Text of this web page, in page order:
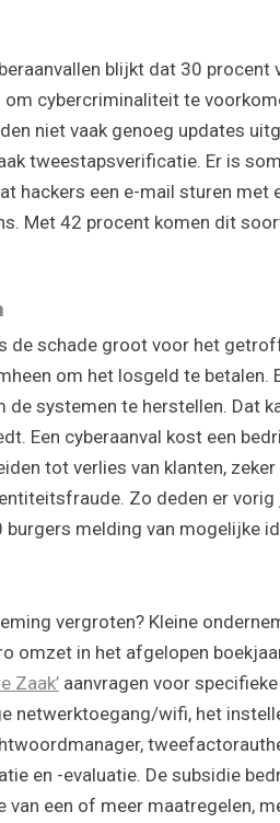
blijkt dat 30
cybercriminaliteit te
niet vaak genoeg updates
tweestapsverificatie. Er is
hackers een e-mail sturen met
Met 42 procent komen dit
de schade groot voor het
om het losgeld te betalen.
systemen te herstellen. Dat
Een cyberaanval kost een
tot verlies van klanten,
Zo deden er vorig
melding van mogelijke
vergroten? Kleine
omzet in het afgelopen
Zaak’ aanvragen voor specifieke
netwerktoegang/wifi, het
en -evaluatie. De subsidie
een of meer maatregelen,